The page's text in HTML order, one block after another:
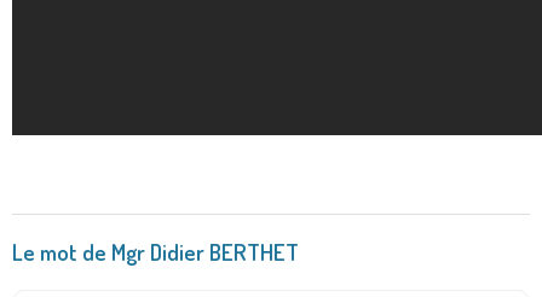
Le mot de Mgr Didier BERTHET